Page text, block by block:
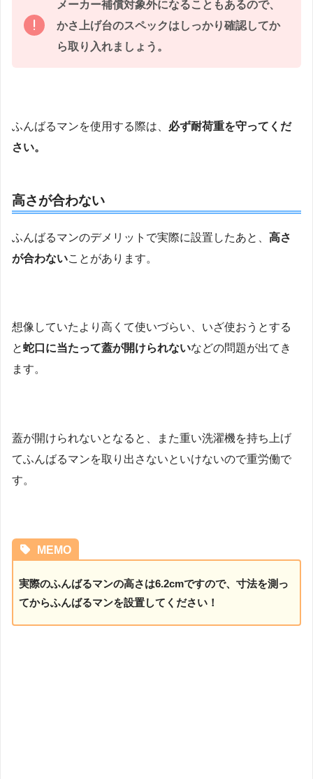
メーカー補償対象外になることもあるので、
かさ上げ台のスペックはしっかり確認してか
ら取り入れましょう。
ふんばるマンを使用する際は、 必ず耐荷重を守ってくだ
さい。
高さが合わない
ふんばるマンのデメリットで実際に設置したあと、 高さ
が合わないことがあります。
想像していたより高くて使いづらい、いざ使おうとする
と蛇口に当たって蓋が開けられないなどの問題が出てき
ます。
蓋が開けられないとなると、また重い洗濯機を持ち上げ
てふんばるマンを取り出さないといけないので重労働で
す。
MEMO
実際のふんばるマンの高さは6.2cmですので、寸法を測っ
てからふんばるマンを設置してください！